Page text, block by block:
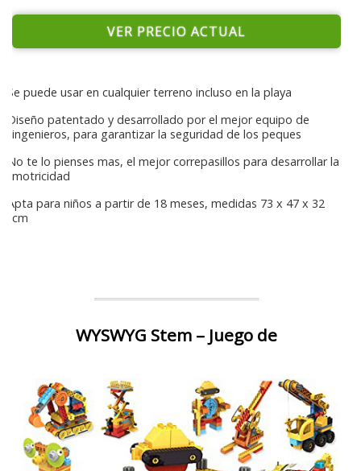
VER PRECIO ACTUAL
Se puede usar en cualquier terreno incluso en la playa
Diseño patentado y desarrollado por el mejor equipo de
ingenieros, para garantizar la seguridad de los peques
No te lo pienses mas, el mejor correpasillos para desarrollar la
motricidad
Apta para niños a partir de 18 meses, medidas 73 x 47 x 32
cm
WYSWYG Stem – Juego de